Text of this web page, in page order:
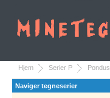
Hjem Serier P Pondus
Naviger tegneserier